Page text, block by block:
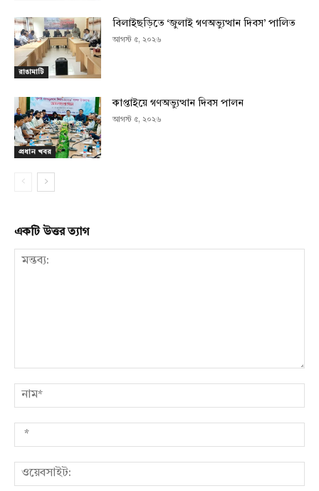
রাঙামাটি
বিলাইছড়িতে ‘জুলাই গণঅভ্যুত্থান দিবস’ পালিত
আগস্ট ৫, ২০২৬
প্রধান খবর
কাপ্তাইয়ে গণঅভ্যুত্থান দিবস পালন
আগস্ট ৫, ২০২৬
একটি উত্তর ত্যাগ